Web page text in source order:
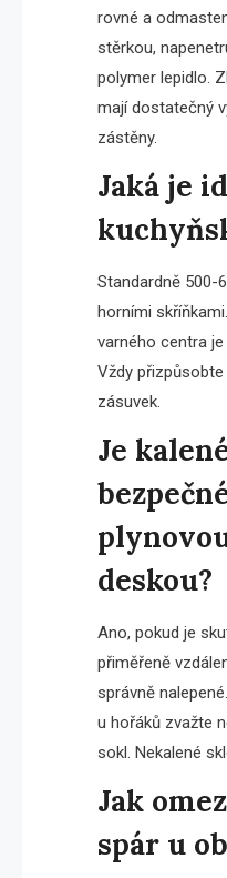
rovné a
stěrkou,
polymer lepidlo.
mají dostatečný
zástěny.
Jaká je
Standardně 500-
horními
varného centra
Vždy
zásuvek.
Je
deskou?
Ano, pokud je
přiměřeně
správně
u hořáků zvažte
sokl. Nekalené
Jak
spár u